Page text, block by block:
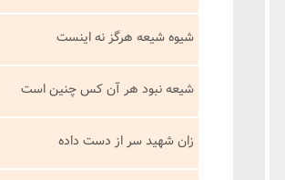
شیوه شیعه هرگز نه اینست
شیعه نبود هر آن کس چنین است
زان شهید سر از دست داده